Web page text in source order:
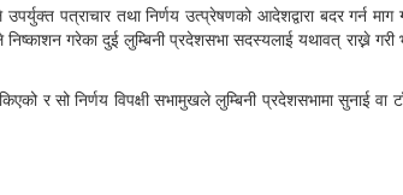
पत्राचार तथा निर्णय उत्प्रेषणको आदेशद्वारा बदर गर्न
गरेका दुई लुम्बिनी प्रदेशसभा सदस्यलाई यथावत् राख्ने गरी
र सो निर्णय विपक्षी सभामुखले लुम्बिनी प्रदेशसभामा सुनाई वा